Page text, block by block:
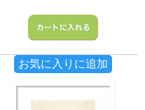
お気に入りに追加